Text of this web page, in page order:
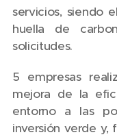
servicios, siendo
huella de
solicitudes.
5 empresas
mejora de la
entorno a las
inversión verde y,